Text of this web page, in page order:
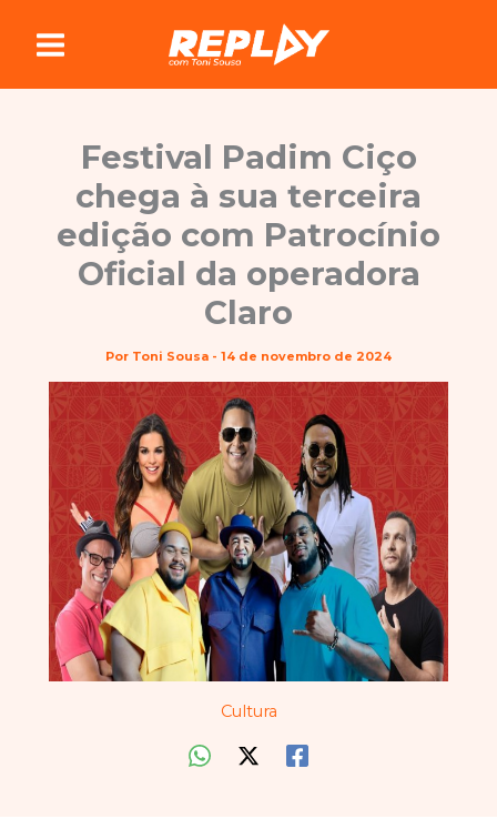
conteúdo
Festival Padim Ciço
chega à sua terceira
edição com Patrocínio
Oficial da operadora
Claro
Por Toni Sousa - 14 de novembro de 2024
Cultura